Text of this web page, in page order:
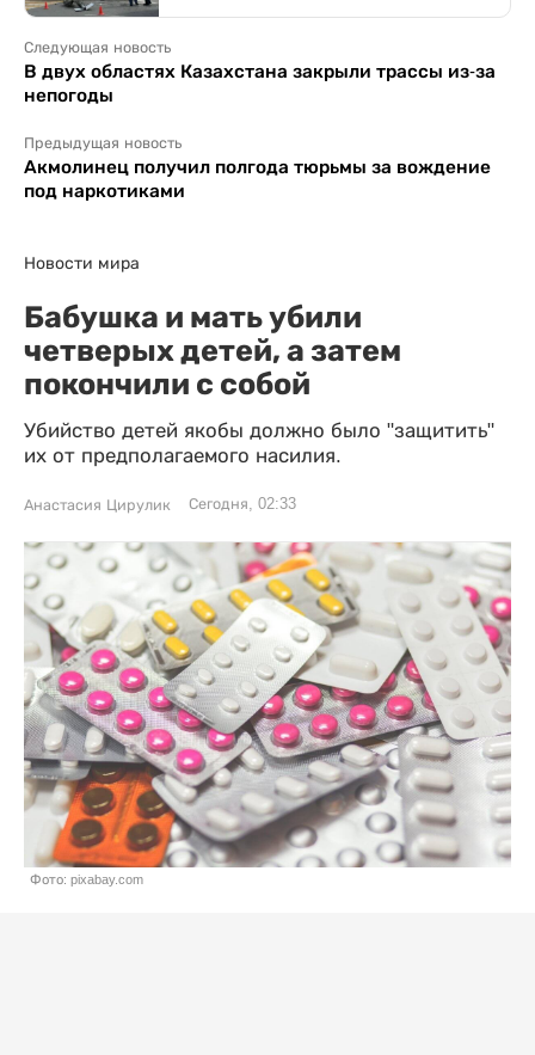
Следующая новость
В двух областях Казахстана закрыли трассы из-за
непогоды
Предыдущая новость
Акмолинец получил полгода тюрьмы за вождение
под наркотиками
Новости мира
Бабушка и мать убили
четверых детей, а затем
покончили с собой
Убийство детей якобы должно было "защитить"
их от предполагаемого насилия.
Анастасия Цирулик Сегодня, 02:33
Фото: pixabay.com